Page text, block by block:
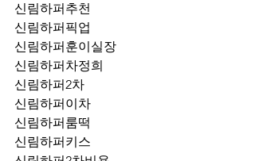
신림하퍼추천
신림하퍼훈이실장
신림하퍼차정희
신림하퍼2차
신림하퍼이차
신림하퍼룸떡
신림하퍼키스